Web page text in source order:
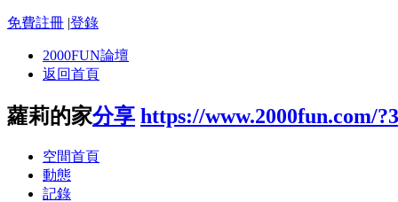
免費註冊 |登錄
2000FUN論壇
返回首頁
蘿莉的家分享 https://www.2000fun.com/
空間首頁
動態
記錄